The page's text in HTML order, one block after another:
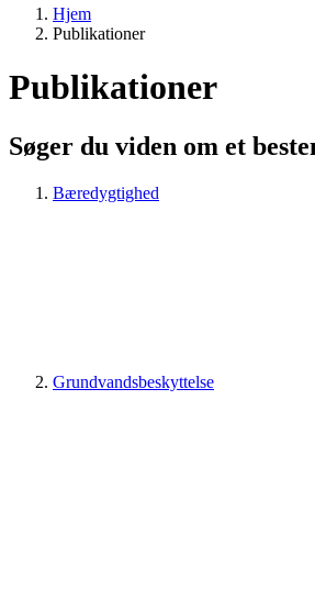
Hjem
Publikationer
Publikationer
Søger du viden om et
Bæredygtighed
Grundvandsbeskyttelse